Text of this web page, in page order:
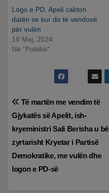
Logo e PD, Apeli cakton
datën se kur do të vendosë
për vulën
18 Maj, 2024
Në “Politikë”
Lëvizje
te
postimet
Të martën me vendim të
Gjykatës së Apelit, ish-
kryeministri Sali Berisha u bë
zyrtarisht Kryetar i Partisë
Demokratike, me vulën dhe
logon e PD-së